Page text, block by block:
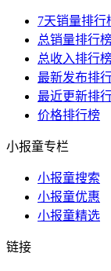
7天销量排行
总销量排行
总收入排行
最新发布排
最近更新排
价格排行榜
小报童专栏
小报童搜索
小报童优惠
小报童精选
链接